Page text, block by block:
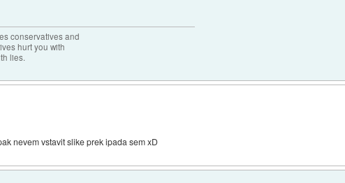
conservatives and
hurt you with
lies.
nevem vstavit slike prek ipada sem xD